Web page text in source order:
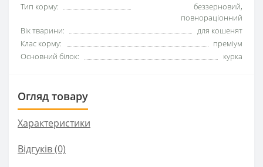
Тип корму:
беззерновий,
повнораціонний
Вік тварини:
для кошенят
Клас корму:
преміум
Основний білок:
курка
Огляд товару
Характеристики
Відгуків (0)